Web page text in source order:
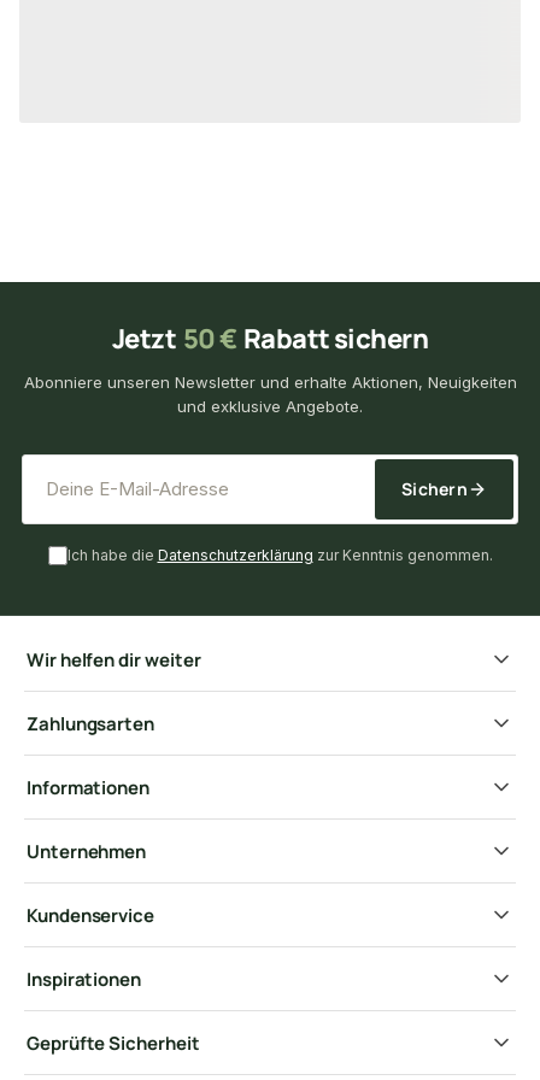
Jetzt 50 € Rabatt sichern
Abonniere unseren Newsletter und erhalte Aktionen, Neuigkeiten
und exklusive Angebote.
Sichern
Ich habe die Datenschutzerklärung zur Kenntnis genommen.
Wir helfen dir weiter
Zahlungsarten
Informationen
Unternehmen
Kundenservice
Inspirationen
Geprüfte Sicherheit